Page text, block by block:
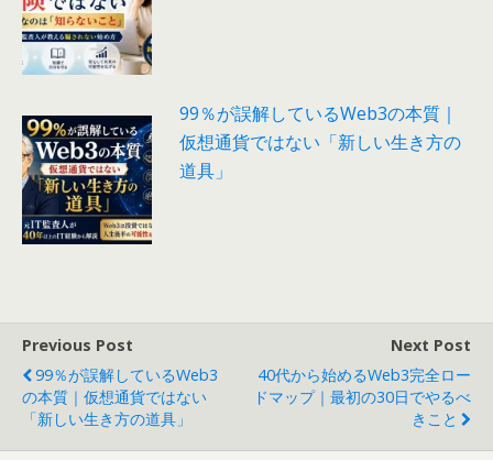
99％が誤解しているWeb3の本質｜
仮想通貨ではない「新しい生き方の
道具」
Previous Post
99％が誤解しているWeb3
の本質｜仮想通貨ではない
「新しい生き方の道具」
Next Post
40代から始めるWeb3完全ロー
ドマップ｜最初の30日でやるべ
きこと